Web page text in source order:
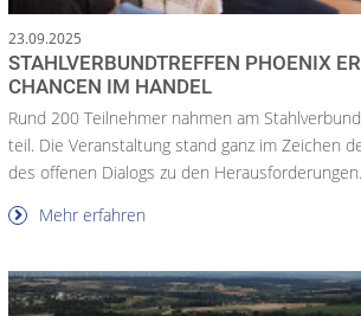
23.09.2025
STAHLVERBUNDTREFFEN PHOENIX
CHANCEN IM HANDEL
Rund 200 Teilnehmer nahmen am
teil. Die Veranstaltung stand ganz im Zeichen
des offenen Dialogs zu den
Mehr erfahren